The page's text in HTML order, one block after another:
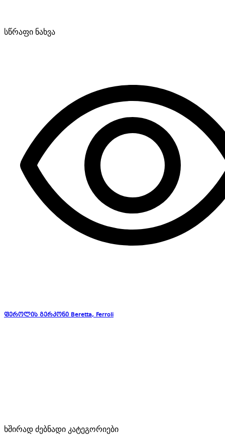
სწრაფი ნახვა
ფეროლის გერკონი Beretta, Ferroli
ხშირად ძებნადი კატეგორიები